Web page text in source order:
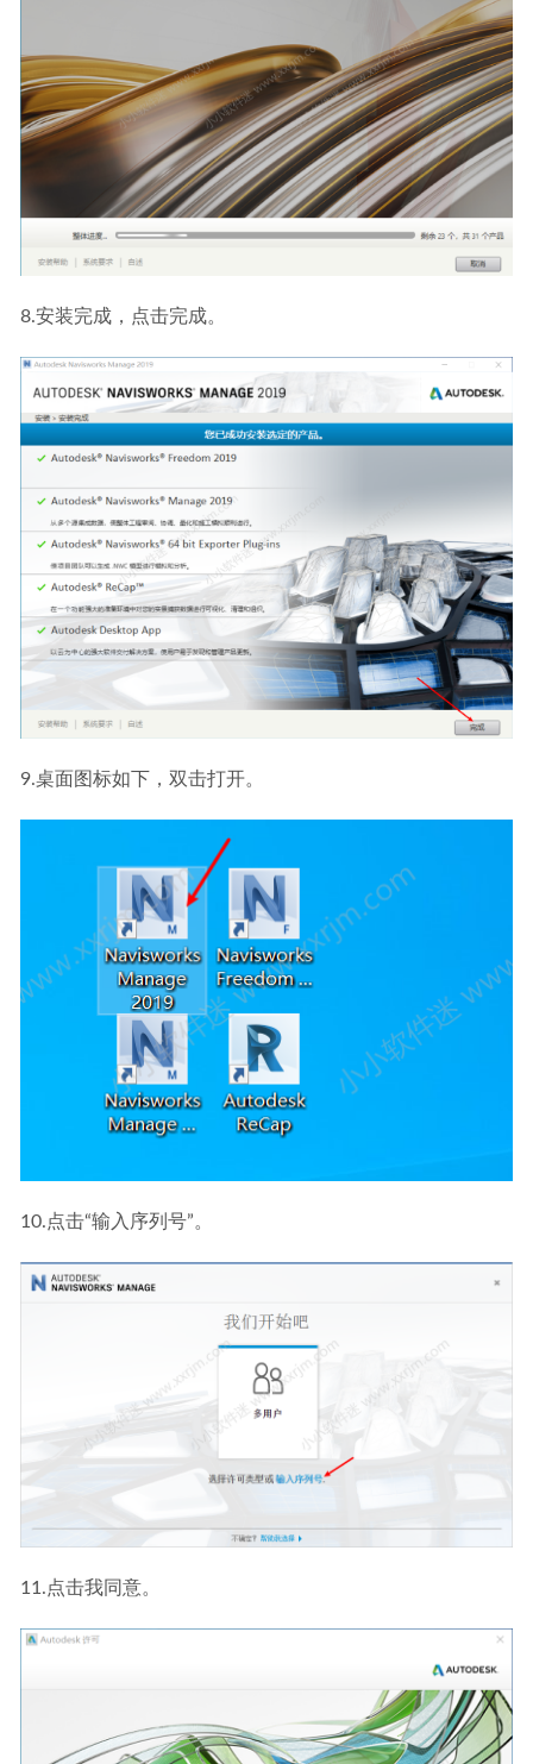
8.安装完成，点击完成。
9.桌面图标如下，双击打开。
10.点击“输入序列号”。
11.点击我同意。